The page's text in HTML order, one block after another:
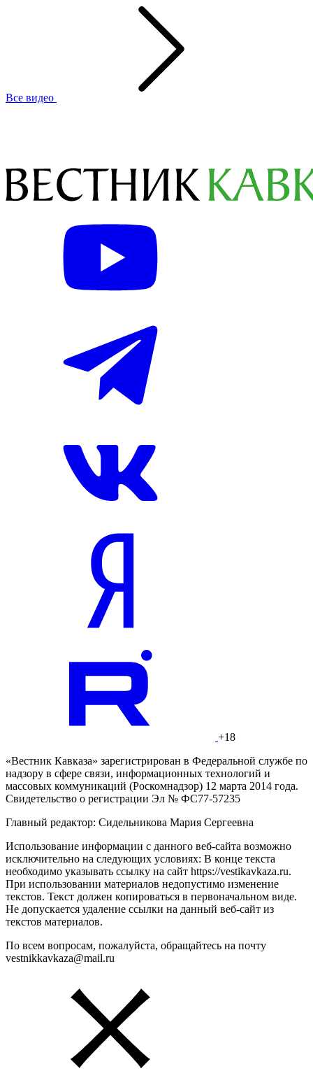
Все видео
+18
«Вестник Кавказа» зарегистрирован в Федеральной службе по
надзору в сфере связи, информационных технологий и
массовых коммуникаций (Роскомнадзор) 12 марта 2014 года.
Свидетельство о регистрации Эл № ФС77-57235
Главный редактор: Сидельникова Мария Сергеевна
Использование информации с данного веб-сайта возможно
исключительно на следующих условиях: В конце текста
необходимо указывать ссылку на сайт https://vestikavkaza.ru.
При использовании материалов недопустимо изменение
текстов. Текст должен копироваться в первоначальном виде.
Не допускается удаление ссылки на данный веб-сайт из
текстов материалов.
По всем вопросам, пожалуйста, обращайтесь на почту
vestnikkavkaza@mail.ru